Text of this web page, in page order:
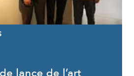
lance de l’art